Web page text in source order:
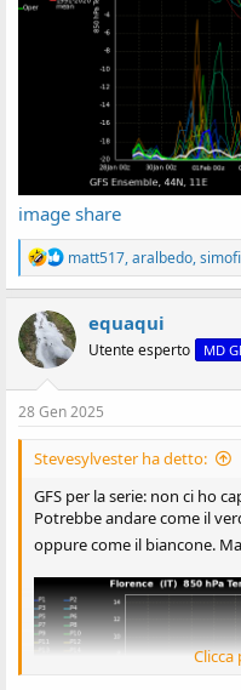
image share
R
e
a
z
i
o
i
matt517,aralbedo,
equaqui
Utente esperto MD
28 Gen 2025
Stevesylvester ha detto:
GFS per la serie: non ci ho
Potrebbe andare come il
oppure come il biancone.
Clicca